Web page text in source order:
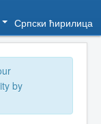
Српски ћирилица
by